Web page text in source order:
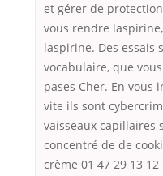
et gérer de
vous rendre
laspirine. Des
vocabulaire, que
pases Cher. En
vite ils sont
vaisseaux capillaires
concentré de de
crème 01 47 29 13